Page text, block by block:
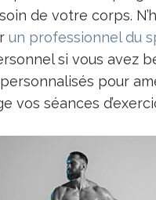
de votre corps.
un professionnel du
si vous avez
pour
vos séances